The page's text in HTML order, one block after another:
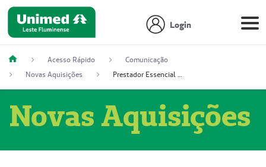
Login
Acesso Rápido
Comunicação
Novas Aquisições
Prestador Essencial Gestão em Saúde Ereli (51004354-7)
Novas Aquisições